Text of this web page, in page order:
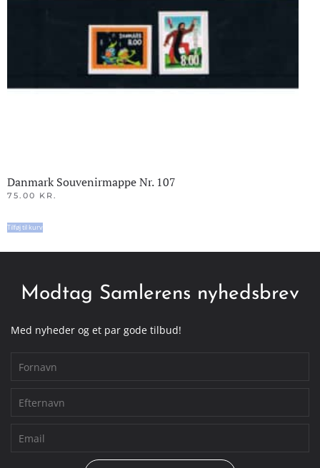
Danmark Souvenirmappe Nr. 107
75.00 KR.
Tilføj til kurv
Modtag Samlerens nyhedsbrev
Med nyheder og et par gode tilbud!